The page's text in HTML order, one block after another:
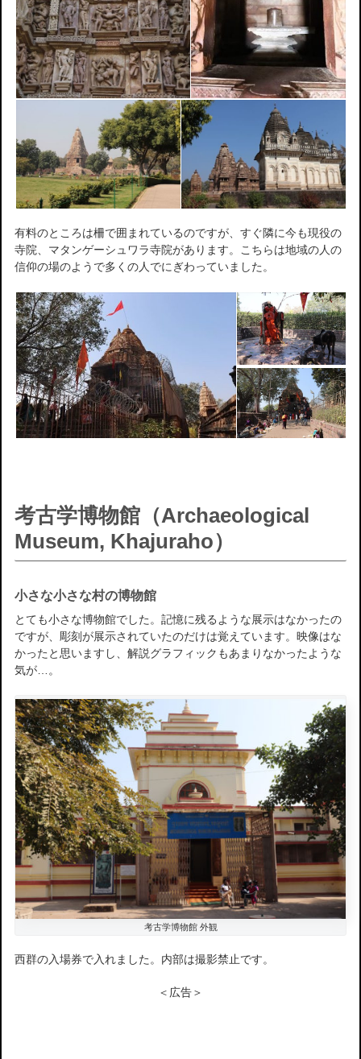
有料のところは柵で囲まれているのですが、すぐ隣に今も現役の
寺院、マタンゲーシュワラ寺院があります。こちらは地域の人の
信仰の場のようで多くの人でにぎわっていました。
考古学博物館（Archaeological
Museum, Khajuraho）
小さな小さな村の博物館
とても小さな博物館でした。記憶に残るような展示はなかったの
ですが、彫刻が展示されていたのだけは覚えています。映像はな
かったと思いますし、解説グラフィックもあまりなかったような
気が…。
考古学博物館 外観
西群の入場券で入れました。内部は撮影禁止です。
＜広告＞